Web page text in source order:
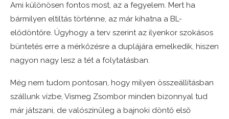
Ami különösen fontos most, az a fegyelem. Mert ha
bármilyen eltiltás történne, az már kihatna a BL-
elődöntőre. Úgyhogy a terv szerint az ilyenkor szokásos
büntetés erre a mérkőzésre a duplájára emelkedik, hiszen
nagyon nagy lesz a tét a folytatásban.
Még nem tudom pontosan, hogy milyen összeállításban
szállunk vízbe, Vismeg Zsombor minden bizonnyal tud
már játszani, de valószínűleg a bajnoki döntő első